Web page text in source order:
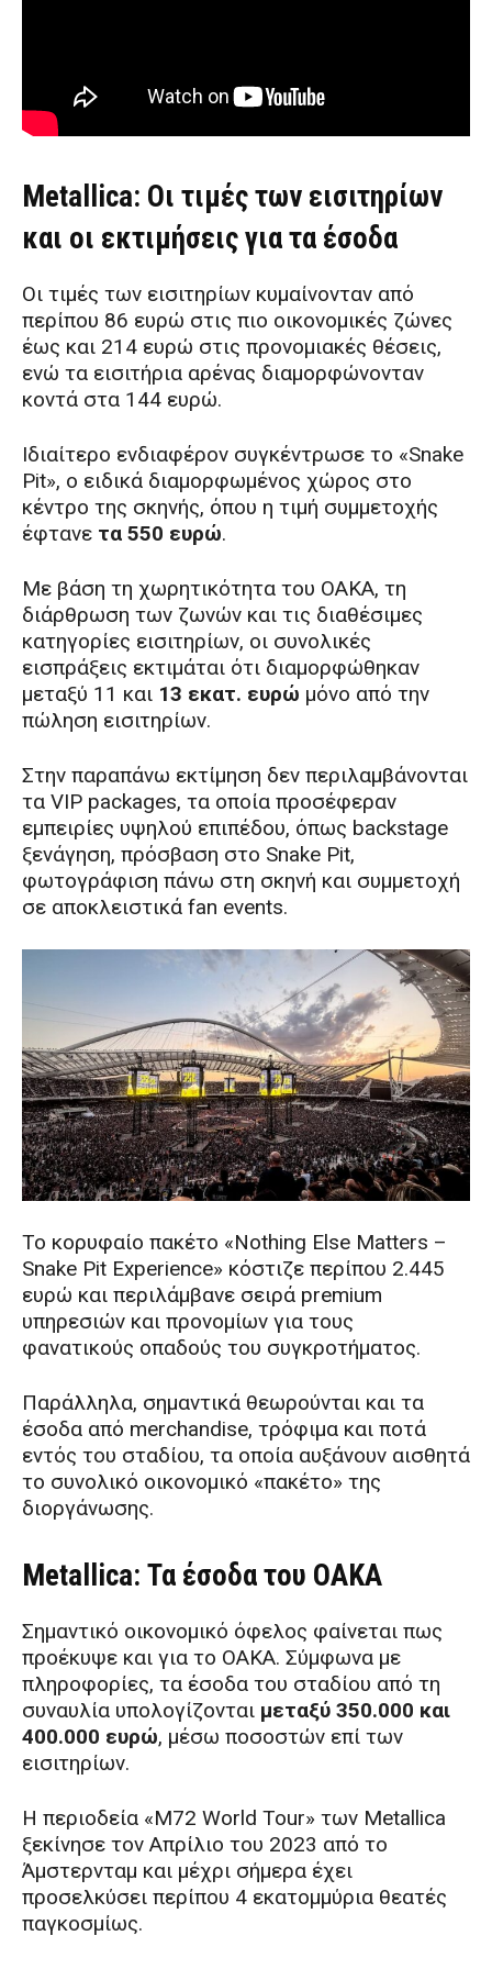
Metallica: Οι τιμές των εισιτηρίων
και οι εκτιμήσεις για τα έσοδα
Οι τιμές των εισιτηρίων κυμαίνονταν από
περίπου 86 ευρώ στις πιο οικονομικές ζώνες
έως και 214 ευρώ στις προνομιακές θέσεις,
ενώ τα εισιτήρια αρένας διαμορφώνονταν
κοντά στα 144 ευρώ.
Ιδιαίτερο ενδιαφέρον συγκέντρωσε το «Snake
Pit», ο ειδικά διαμορφωμένος χώρος στο
κέντρο της σκηνής, όπου η τιμή συμμετοχής
έφτανε τα 550 ευρώ.
Με βάση τη χωρητικότητα του ΟΑΚΑ, τη
διάρθρωση των ζωνών και τις διαθέσιμες
κατηγορίες εισιτηρίων, οι συνολικές
εισπράξεις εκτιμάται ότι διαμορφώθηκαν
μεταξύ 11 και 13 εκατ. ευρώ μόνο από την
πώληση εισιτηρίων.
Στην παραπάνω εκτίμηση δεν περιλαμβάνονται
τα VIP packages, τα οποία προσέφεραν
εμπειρίες υψηλού επιπέδου, όπως backstage
ξενάγηση, πρόσβαση στο Snake Pit,
φωτογράφιση πάνω στη σκηνή και συμμετοχή
σε αποκλειστικά fan events.
Το κορυφαίο πακέτο «Nothing Else Matters –
Snake Pit Experience» κόστιζε περίπου 2.445
ευρώ και περιλάμβανε σειρά premium
υπηρεσιών και προνομίων για τους
φανατικούς οπαδούς του συγκροτήματος.
Παράλληλα, σημαντικά θεωρούνται και τα
έσοδα από merchandise, τρόφιμα και ποτά
εντός του σταδίου, τα οποία αυξάνουν αισθητά
το συνολικό οικονομικό «πακέτο» της
διοργάνωσης.
Metallica: Τα έσοδα του ΟΑΚΑ
Σημαντικό οικονομικό όφελος φαίνεται πως
προέκυψε και για το ΟΑΚΑ. Σύμφωνα με
πληροφορίες, τα έσοδα του σταδίου από τη
συναυλία υπολογίζονται μεταξύ 350.000 και
400.000 ευρώ, μέσω ποσοστών επί των
εισιτηρίων.
Η περιοδεία «M72 World Tour» των Metallica
ξεκίνησε τον Απρίλιο του 2023 από το
Άμστερνταμ και μέχρι σήμερα έχει
προσελκύσει περίπου 4 εκατομμύρια θεατές
παγκοσμίως.